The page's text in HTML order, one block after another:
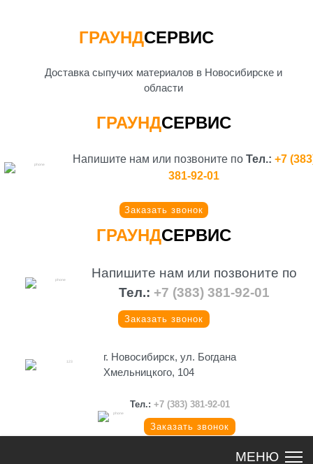
ГРАУНДСЕРВИС
Доставка сыпучих материалов в Новосибирске и
области
ГРАУНДСЕРВИС
Напишите нам или позвоните по Тел.: +7
381-92-01
Заказать звонок
ГРАУНДСЕРВИС
Напишите нам или позвоните по
Тел.: +7 (383) 381-92-01
Заказать звонок
г. Новосибирск, ул. Богдана
Хмельницкого, 104
Тел.: +7 (383) 381-92-01
Заказать звонок